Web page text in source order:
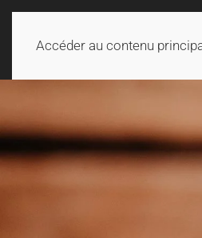
Accéder au contenu